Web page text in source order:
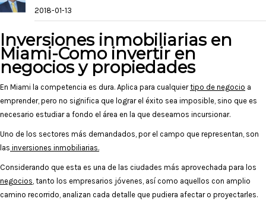
2018-01-13
Inversiones inmobiliarias en
Miami-Como invertir en
negocios y propiedades
En Miami la competencia es dura. Aplica para cualquiertipo de negocio a
emprender, pero no significa que lograr el éxito sea imposible, sino que es
necesario estudiar a fondo el área en la que deseamos incursionar.
Uno de los sectores más demandados, por el campo que representan, son
las inversiones inmobiliarias.
Considerando que esta es una de las ciudades más aprovechada para los
negocios, tanto los empresarios jóvenes, así como aquellos con amplio
camino recorrido, analizan cada detalle que pudiera afectar o proyectarles.